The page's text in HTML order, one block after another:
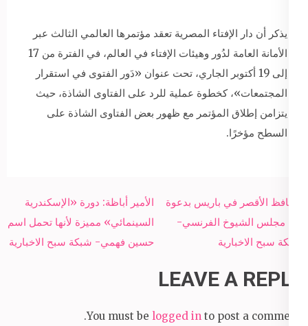
يذكر أن دار الإفتاء المصرية تعقد مؤتمرها العالمي الثالث عبر
الأمانة العامة لدُور وهيئات الإفتاء في العالم، في الفترة من 17
إلى 19 أكتوبر الجاري، تحت عنوان «دَور الفتوى في استقرار
المجتمعات»، كخطوة عملية للرد على الفتاوى الشاذة، حيث
يتزامن إطلاق المؤتمر مع ظهور بعض الفتاوى الشاذة على
السطح مؤخرًا.
Post
navigation
الأمير أباظة: دورة «الإسكندرية
السينمائي» مميزة لأنها تحمل اسم
حسين فهمي- شبكة سبح الاخبارية
محافظ الأقصر في باريس بدعوة
من مجلس الشيوخ الفرنسي-
شبكة سبح الاخبارية
LEAVE A REPLY
You must be logged in to post a comment.